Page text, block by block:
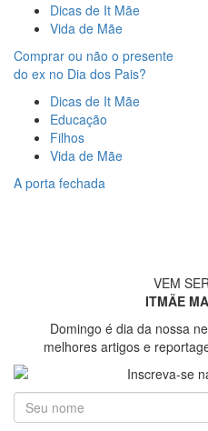
Dicas de It Mãe
Vida de Mãe
Comprar ou não o presente
do ex no Dia dos Pais?
Dicas de It Mãe
Educação
Filhos
Vida de Mãe
A porta fechada
VEM
ITMÃE
Domingo é dia da nossa
melhores artigos e